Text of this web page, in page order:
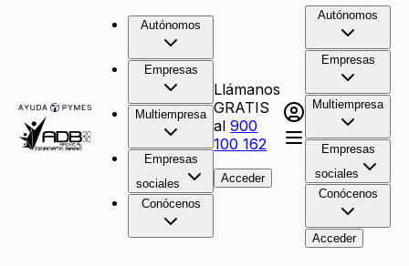
Autónomos
Empresas
Multiempresa
Empresas
sociales
Conócenos
Llámanos
GRATIS
al900
100 162
Acceder
Autónomos
Empresas
Multiempresa
Empresas
sociales
Conócenos
Acceder